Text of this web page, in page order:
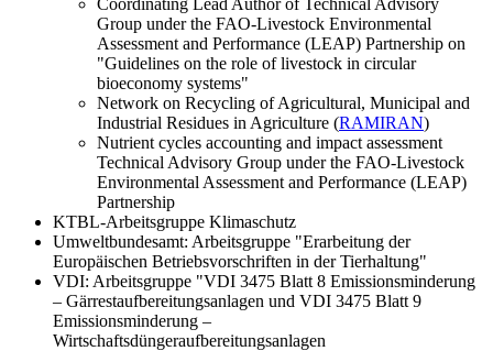
Group under the FAO-Livestock Environmental
Assessment and Performance (LEAP) Partnership on
"Guidelines on the role of livestock in circular
bioeconomy systems"
Network on Recycling of Agricultural, Municipal and
Industrial Residues in Agriculture (RAMIRAN)
Nutrient cycles accounting and impact assessment
Technical Advisory Group under the FAO-Livestock
Environmental Assessment and Performance (LEAP)
Partnership
KTBL-Arbeitsgruppe Klimaschutz
Umweltbundesamt: Arbeitsgruppe "Erarbeitung der
Europäischen Betriebsvorschriften in der Tierhaltung"
VDI: Arbeitsgruppe "VDI 3475 Blatt 8 Emissionsminderung
– Gärrestaufbereitungsanlagen und VDI 3475 Blatt 9
Emissionsminderung –
Wirtschaftsdüngeraufbereitungsanlagen